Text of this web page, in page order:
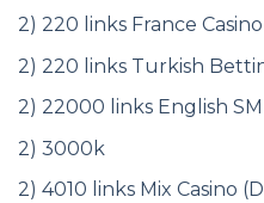
2) 220 links France
2) 220 links Turkish
2) 22000 links English
2) 3000k
2) 4010 links Mix Casino